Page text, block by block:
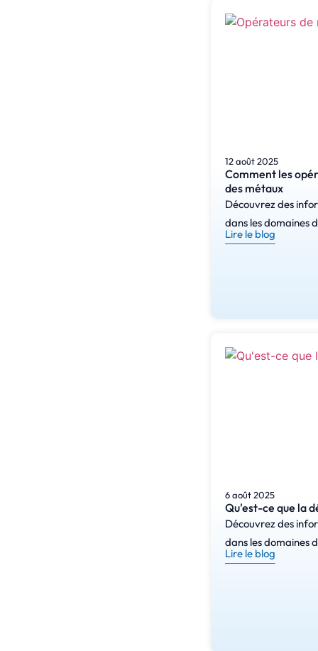
12 août 2025
Comment les
des métaux
Découvrez des
dans les domaines
Lire le blog
6 août 2025
Qu'est-ce que la
Découvrez des
dans les domaines
Lire le blog